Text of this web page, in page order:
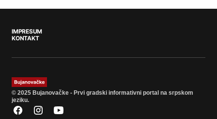
IMPRESUM
KONTAKT
© 2025 Bujanovačke - Prvi gradski informativni portal na srpskom
jeziku.